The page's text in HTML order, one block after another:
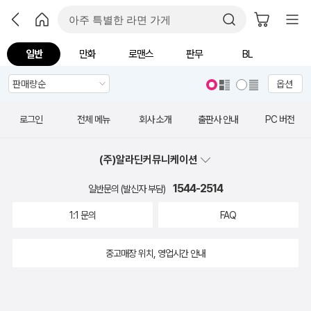
일반 만화 로맨스 판무 BL
옵션
로그인 전체 메뉴 회사 소개 출판사 안내 PC 버전
(주)알라딘커뮤니케이션
일반문의 (발신자 부담) 1544-2514
1:1 문의 FAQ
중고매장 위치, 영업시간 안내